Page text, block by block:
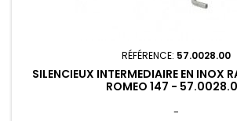
RÉFÉRENCE: 57.0028.00
SILENCIEUX INTERMEDIAIRE EN INOX
ROMEO 147 -
-